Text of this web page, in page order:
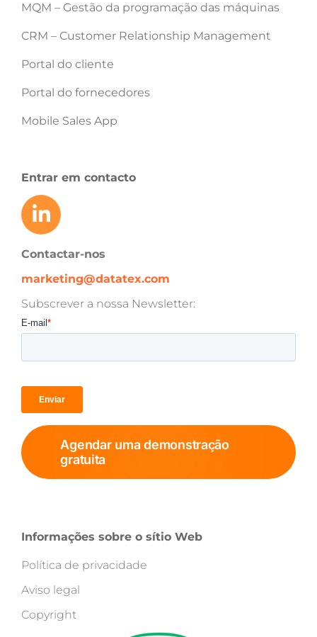
MQM – Gestão da programação das máquinas
CRM – Customer Relationship Management
Portal do cliente
Portal do fornecedores
Mobile Sales App
Entrar em contacto
Contactar-nos
marketing@datatex.com
Subscrever a nossa Newsletter:
Agendar uma demonstração
gratuita
Informações sobre o sítio Web
Política de privacidade
Aviso legal
Copyright